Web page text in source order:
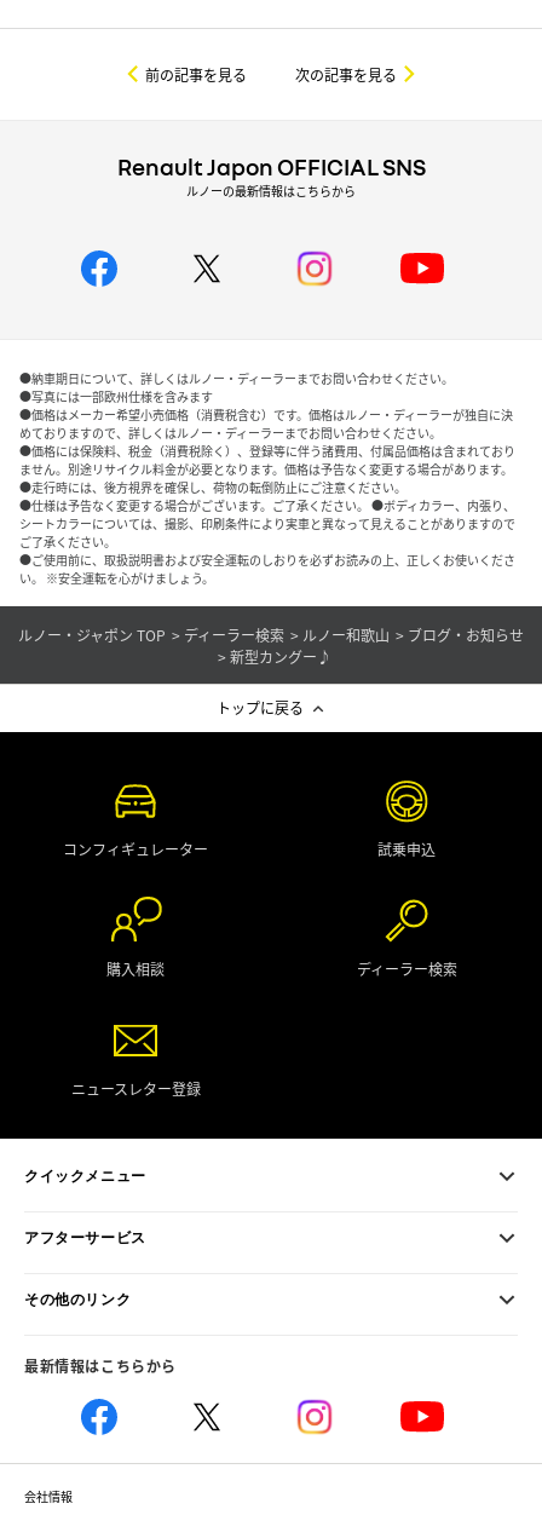
前の記事を見る 次の記事を見る
Renault Japon OFFICIAL SNS
ルノーの最新情報はこちらから
●納車期日について、詳しくはルノー・ディーラーまでお問い合わせください。
●写真には一部欧州仕様を含みます
●価格はメーカー希望小売価格（消費税含む）です。価格はルノー・ディーラーが独自に決
めておりますので、詳しくはルノー・ディーラーまでお問い合わせください。
●価格には保険料、税金（消費税除く）、登録等に伴う諸費用、付属品価格は含まれており
ません。別途リサイクル料金が必要となります。価格は予告なく変更する場合があります。
●走行時には、後方視界を確保し、荷物の転倒防止にご注意ください。
●仕様は予告なく変更する場合がございます。ご了承ください。 ●ボディカラー、内張り、
シートカラーについては、撮影、印刷条件により実車と異なって見えることがありますので
ご了承ください。
●ご使用前に、取扱説明書および安全運転のしおりを必ずお読みの上、正しくお使いくださ
い。 ※安全運転を心がけましょう。
ルノー・ジャポン TOP ディーラー検索 ルノー和歌山
ブログ・お知らせ
新型カングー♪
トップに戻る
コンフィギュレーター 試乗申込
購入相談 ディーラー検索
ニュースレター登録
クイックメニュー
アフターサービス
その他のリンク
最新情報はこちらから
会社情報